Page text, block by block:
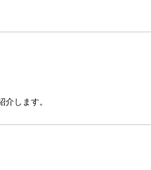
します。